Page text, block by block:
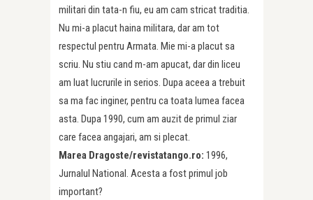
militari din tata-n fiu, eu am cam stricat traditia.
Nu mi-a placut haina militara, dar am tot
respectul pentru Armata. Mie mi-a placut sa
scriu. Nu stiu cand m-am apucat, dar din liceu
am luat lucrurile in serios. Dupa aceea a trebuit
sa ma fac inginer, pentru ca toata lumea facea
asta. Dupa 1990, cum am auzit de primul ziar
care facea angajari, am si plecat.
Marea Dragoste/revistatango.ro: 1996,
Jurnalul National. Acesta a fost primul job
important?